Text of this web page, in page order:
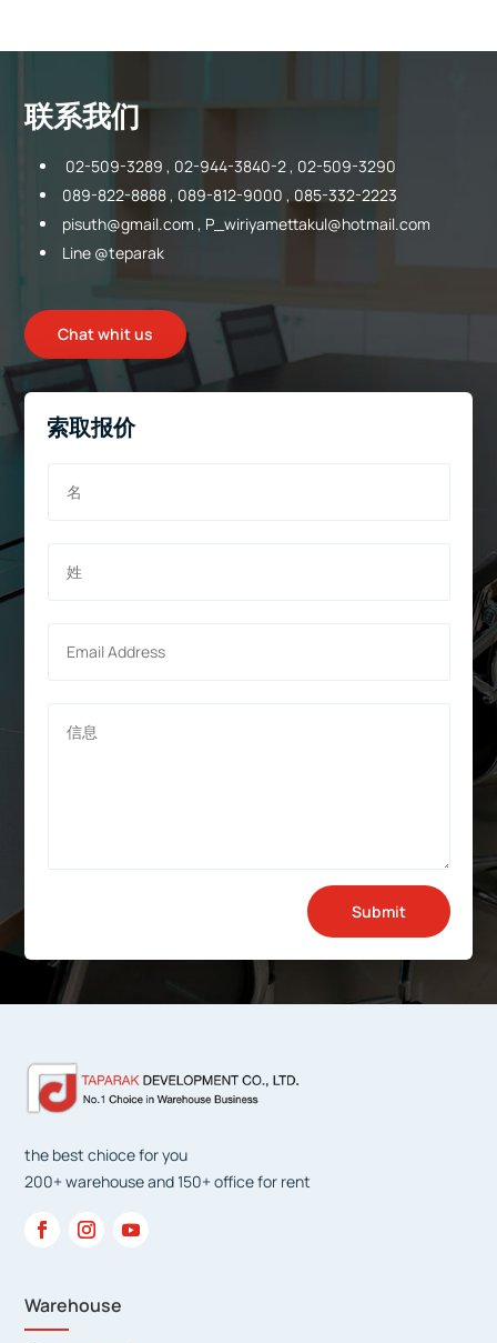
联系我们
02-509-3289 , 02-944-3840-2 , 02-509-3290
089-822-8888 , 089-812-9000 , 085-332-2223
pisuth@gmail.com , P_wiriyamettakul@hotmail.com
Line @teparak
Chat whit us
索取报价
Submit
the best chioce for you
200+ warehouse and 150+ office for rent
Warehouse